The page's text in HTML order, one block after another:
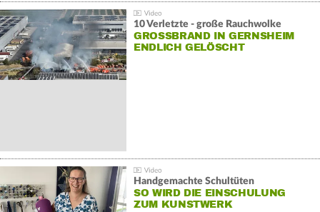
10 Verletzte - große Rauchwolke
GROSSBRAND IN GERNSHEIM E
NDLICH GELÖSCHT
Handgemachte Schultüten
SO WIRD DIE EINSCHULUNG
ZUM KUNSTWERK